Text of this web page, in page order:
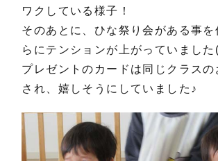
℡(千 歳) 0123-29-
お問い合わせ
ワクしている様子！
そのあとに、ひな祭り会がある事を
らにテンションが上がっていました
プレゼントのカードは同じクラス
され、嬉しそうにしていました♪